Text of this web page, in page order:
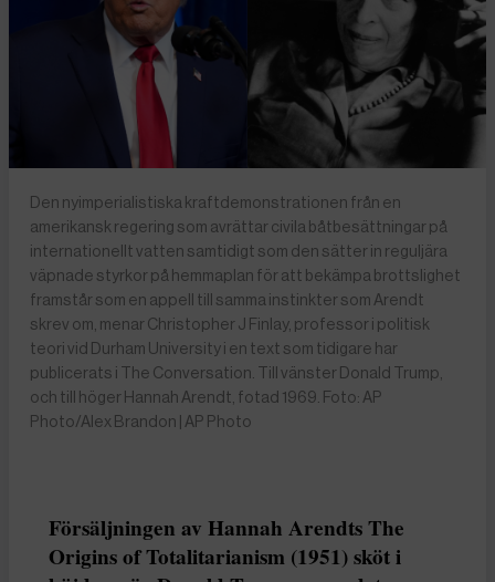
Den nyimperialistiska kraftdemonstrationen från en
amerikansk regering som avrättar civila båtbesättningar på
internationellt vatten samtidigt som den sätter in reguljära
väpnade styrkor på hemmaplan för att bekämpa brottslighet
framstår som en appell till samma instinkter som Arendt
skrev om, menar Christopher J Finlay, professor i politisk
teori vid Durham University i en text som tidigare har
publicerats i The Conversation. Till vänster Donald Trump,
och till höger Hannah Arendt, fotad 1969. Foto: AP
Photo/Alex Brandon | AP Photo
Försäljningen av Hannah Arendts The
Origins of Totalitarianism (1951) sköt i